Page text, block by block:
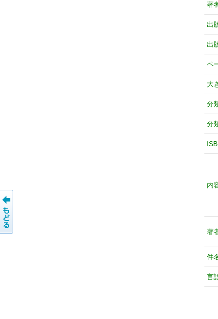
著
出
出
ペ
大
分
分
内
著
件
言